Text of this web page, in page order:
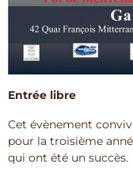
Entrée libre
Cet évènement
pour la troisième
qui ont été un succès.